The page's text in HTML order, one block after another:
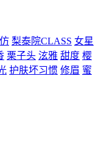
梨泰院CLASS 女星
栗子头 泫雅 甜度 樱
护肤坏习惯 修眉 蜜